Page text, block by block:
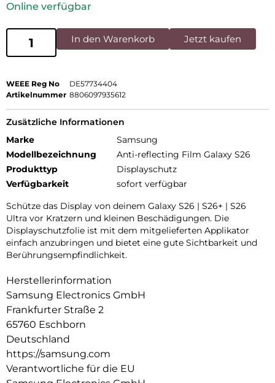
Online verfügbar
In den Warenkorb Jetzt kaufen
WEEE Reg No
DE57734404
Artikelnummer 8806097935612
Zusätzliche Informationen
Marke
Samsung
Modellbezeichnung
Anti-reflecting Film Galaxy S26
Produkttyp
Displayschutz
Verfügbarkeit
sofort verfügbar
Schütze das Display von deinem Galaxy S26 | S26+ | S26
Ultra vor Kratzern und kleinen Beschädigungen. Die
Displayschutzfolie ist mit dem mitgelieferten Applikator
einfach anzubringen und bietet eine gute Sichtbarkeit und
Berührungsempfindlichkeit.
Herstellerinformation
Samsung Electronics GmbH
Frankfurter Straße 2
65760 Eschborn
Deutschland
https://samsung.com
Verantwortliche für die EU